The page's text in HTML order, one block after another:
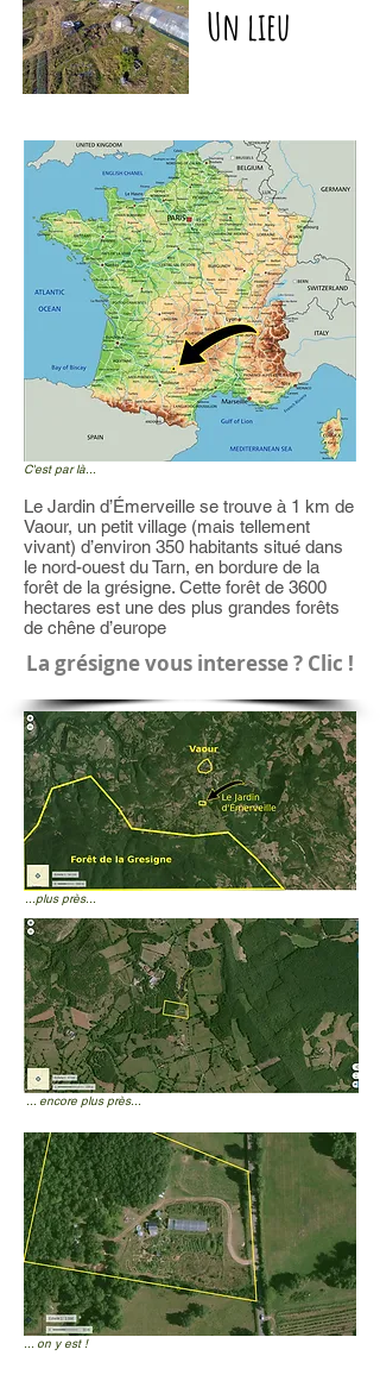
Un lieu
C'est par là...
Le Jardin d’Émerveille se trouve à 1 km de
Vaour, un petit village (mais tellement
vivant) d’environ 350 habitants situé dans
le nord-ouest du Tarn, en bordure de la
forêt de la grésigne. Cette forêt de 3600
hectares est une des plus grandes forêts
de chêne d’europe
La grésigne vous interesse ? Clic !
...plus près...
... encore plus près...
... on y est !